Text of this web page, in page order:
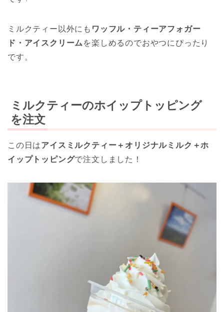
ミルクティー以外にも ワッフル・ティーアフォガー
ド・アイスクリーム を楽しめるのでおやつにぴったり
です。
ミルクティーのホイップトッピング
を注文
この日はアイスミルクティー＋オリジナルミルク＋ホ
イップトッピングで注文しました！